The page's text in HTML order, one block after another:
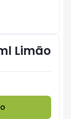
Limão